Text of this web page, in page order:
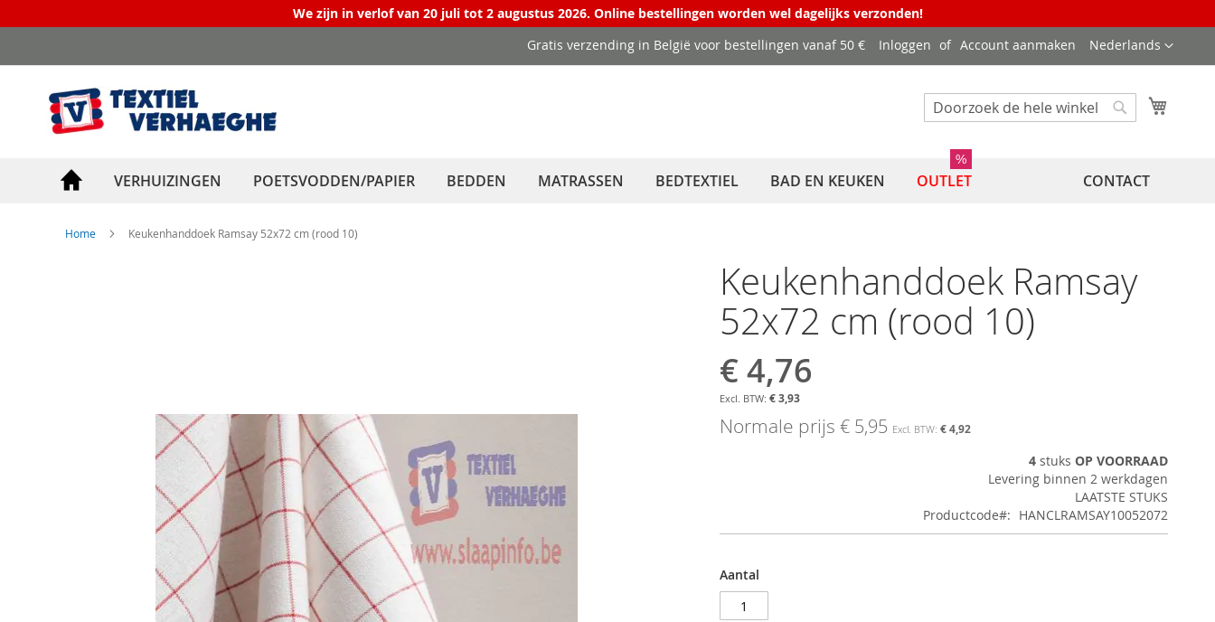
We zijn in verlof van 20 juli tot 2 augustus 2026. Online bestellingen worden wel dagelijks verzonden!
naar
inhoud
Taal
Nederlands
Gratis verzending in België voor bestellingen vanaf 50 € Inloggen Account aanmaken
Zoek
VERHUIZINGEN POETSVODDEN/PAPIER BEDDEN MATRASSEN BEDTEXTIEL BAD EN KEUKEN OUTLET
%
CONTACT
Home Keukenhanddoek Ramsay 52x72 cm (rood 10)
Keukenhanddoek Ramsay
52x72 cm (rood 10)
Aanbiedingsprijs
€ 4,76
€ 3,93
Normale prijs € 5,95 € 4,92
4 stuks OP VOORRAAD
Levering binnen 2 werkdagen
LAATSTE STUKS
Productcode
HANCLRAMSAY10052072
Aantal